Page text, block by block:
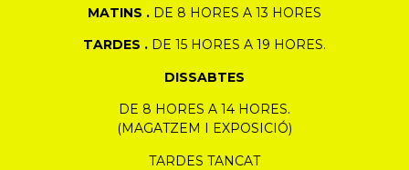
MATINS . DE 8 HORES A 13 HORES
TARDES . DE 15 HORES A 19 HORES.
DISSABTES
DE 8 HORES A 14 HORES.
(MAGATZEM I EXPOSICIÓ)
TARDES TANCAT